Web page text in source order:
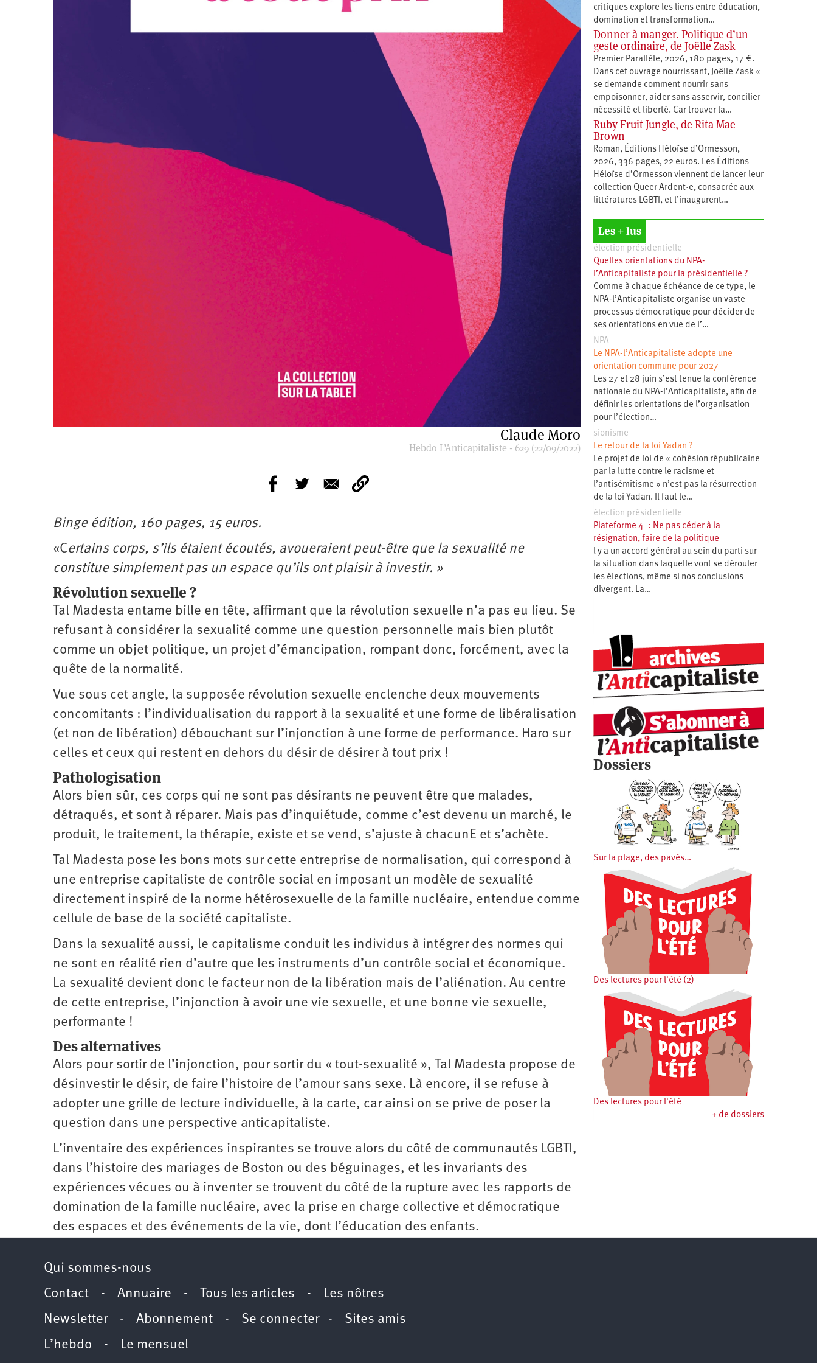
Claude Moro
Hebdo L’Anticapitaliste - 629 (22/09/2022)
Binge édition, 160 pages, 15 euros.
«Certains corps, s’ils étaient écoutés, avoueraient peut-être que la sexualité ne
constitue simplement pas un espace qu’ils ont plaisir à investir. »
Révolution sexuelle ?
Tal Madesta entame bille en tête, affirmant que la révolution sexuelle n’a pas eu lieu. Se
refusant à considérer la sexualité comme une question personnelle mais bien plutôt
comme un objet politique, un projet d’émancipation, rompant donc, forcément, avec la
quête de la normalité.
Vue sous cet angle, la supposée révolution sexuelle enclenche deux mouvements
concomitants : l’individualisation du rapport à la sexualité et une forme de libéralisation
(et non de libération) débouchant sur l’injonction à une forme de performance. Haro sur
celles et ceux qui restent en dehors du désir de désirer à tout prix !
Pathologisation
Alors bien sûr, ces corps qui ne sont pas désirants ne peuvent être que malades,
détraqués, et sont à réparer. Mais pas d’inquiétude, comme c’est devenu un marché, le
produit, le traitement, la thérapie, existe et se vend, s’ajuste à chacunE et s’achète.
Tal Madesta pose les bons mots sur cette entreprise de normalisation, qui correspond à
une entreprise capitaliste de contrôle social en imposant un modèle de sexualité
directement inspiré de la norme hétéro­sexuelle de la famille nucléaire, entendue comme
cellule de base de la société capitaliste.
Dans la sexualité aussi, le capitalisme conduit les individus à intégrer des normes qui
ne sont en réalité rien d’autre que les instruments d’un contrôle social et économique.
La sexualité devient donc le facteur non de la libération mais de l’aliénation. Au centre
de cette entreprise, l’injonction à avoir une vie sexuelle, et une bonne vie sexuelle,
performante !
Des alternatives
Alors pour sortir de l’injonction, pour sortir du « tout-sexualité », Tal Madesta propose de
désinvestir le désir, de faire l’histoire de l’amour sans sexe. Là encore, il se refuse à
adopter une grille de lecture individuelle, à la carte, car ainsi on se prive de poser la
question dans une perspective anticapitaliste.
L’inventaire des expériences inspirantes se trouve alors du côté de communautés LGBTI,
dans l’histoire des mariages de Boston ou des béguinages, et les invariants des
expériences vécues ou à inventer se trouvent du côté de la rupture avec les rapports de
domination de la famille nucléaire, avec la prise en charge collective et démocratique
des espaces et des événements de la vie, dont l’éducation des enfants.
critiques explore les liens entre éducation,
­domination et transformation…
Donner à manger. Politique d’un
geste ordinaire, de Joëlle Zask
Premier Parallèle, 2026, 180 pages, 17 €.
Dans cet ouvrage nourrissant, Joëlle Zask «
se demande comment nourrir sans
empoisonner, aider sans asservir, concilier
nécessité et liberté. Car trouver la…
Ruby Fruit Jungle, de Rita Mae
Brown
Roman, Éditions Héloïse d’Ormesson,
2026, 336 pages, 22 euros. Les Éditions
Héloïse d’Ormesson viennent de lancer leur
collection Queer Ardent·e, consacrée aux
littératures LGBTI, et l’inaugurent…
Les + lus
élection présidentielle
Quelles orientations du NPA-
l’Anticapitaliste pour la présidentielle ?
Comme à chaque échéance de ce type, le
NPA-l’Anticapitaliste organise un vaste
processus démocratique pour décider de
ses orientations en vue de l’…
NPA
Le NPA-l’Anticapitaliste adopte une
orientation commune pour 2027
Les 27 et 28 juin s’est tenue la conférence
nationale du NPA-l’Anticapitaliste, afin de
définir les orientations de l’organisation
pour l’élection…
sionisme
Le retour de la loi Yadan ?
Le projet de loi de « cohésion républicaine
par la lutte contre le racisme et
l’antisémitisme » n’est pas la résurrection
de la loi Yadan. Il faut le…
élection présidentielle
Plateforme 4 : Ne pas céder à la
résignation, faire de la politique
l y a un accord général au sein du parti sur
la situation dans laquelle vont se dérouler
les élections, même si nos conclusions
divergent. La…
Dossiers
Sur la plage, des pavés…
Des lectures pour l'été (2)
Des lectures pour l'été
+ de dossiers
Qui sommes-nous
Contact - Annuaire - Tous les articles - Les nôtres
Newsletter- Abonnement - Se connecter- Sites amis
L’hebdo - Le mensuel